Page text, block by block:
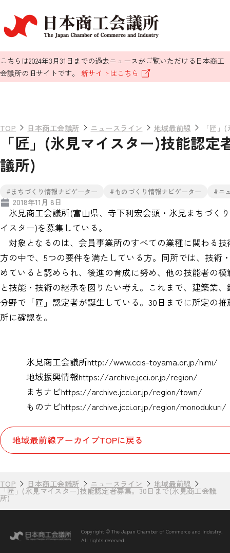
こちらは2024年3月31日までの過去ニュースがご覧いただける日本商工
会議所の旧サイトです。 新サイトはこちら
TOP 日本商工会議所 ニュースライン 地域最前線 「匠
「匠」(氷見マイスター)技能認
議所)
#まちづくり情報ナビゲーター #ものづくり情報ナビゲーター #ニ
2018年11月 8日
氷見商工会議所(富山県、寺下利宏会頭・氷見まちづく
イスター)を募集している。
対象となるのは、会員事業所のすべての業種に関わる
方の中で、5つの要件を満たしている方。同所では、技術
めていると認められ、後進の育成に努め、他の技能者の
と技能・技術の継承を図りたい考え。これまで、建築業
分野で「匠」認定者が誕生している。30日までに所定の
所に確認を。
氷見商工会議所http://www.ccis-toyama.or.jp/himi/
地域振興情報https://archive.jcci.or.jp/region/
まちナビhttps://archive.jcci.or.jp/region/town/
ものナビhttps://archive.jcci.or.jp/region/monodukuri/
地域最前線アーカイブTOPに戻る
TOP 日本商工会議所 ニュースライン 地域最前線
「匠」(氷見マイスター)技能認定者募集。30日まで(氷見商工会議
所)
Copyright © The Japan Chamber of Commerce and Industry.
All rights reserved.